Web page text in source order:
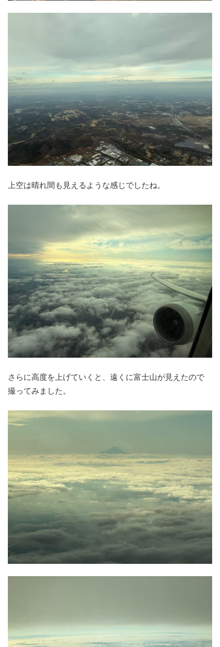
上空は晴れ間も見えるような感じでしたね。
さらに高度を上げていくと、遠くに富士山が見えたので
撮ってみました。